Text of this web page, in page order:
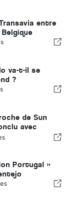
entre
va-t-il se
?
de Sun
avec
Portugal »